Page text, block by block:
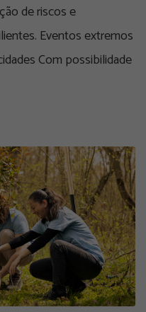
de riscos e
Eventos extremos
Com possibilidade